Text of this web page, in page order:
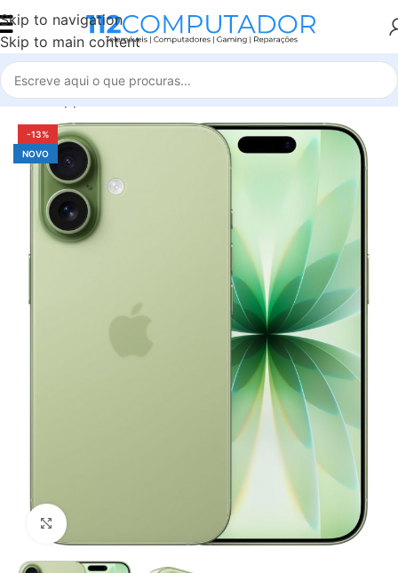
Skip to navigation
Skip to main content
Início Apple iPhone 17
-13%
NOVO
Click to enlarge